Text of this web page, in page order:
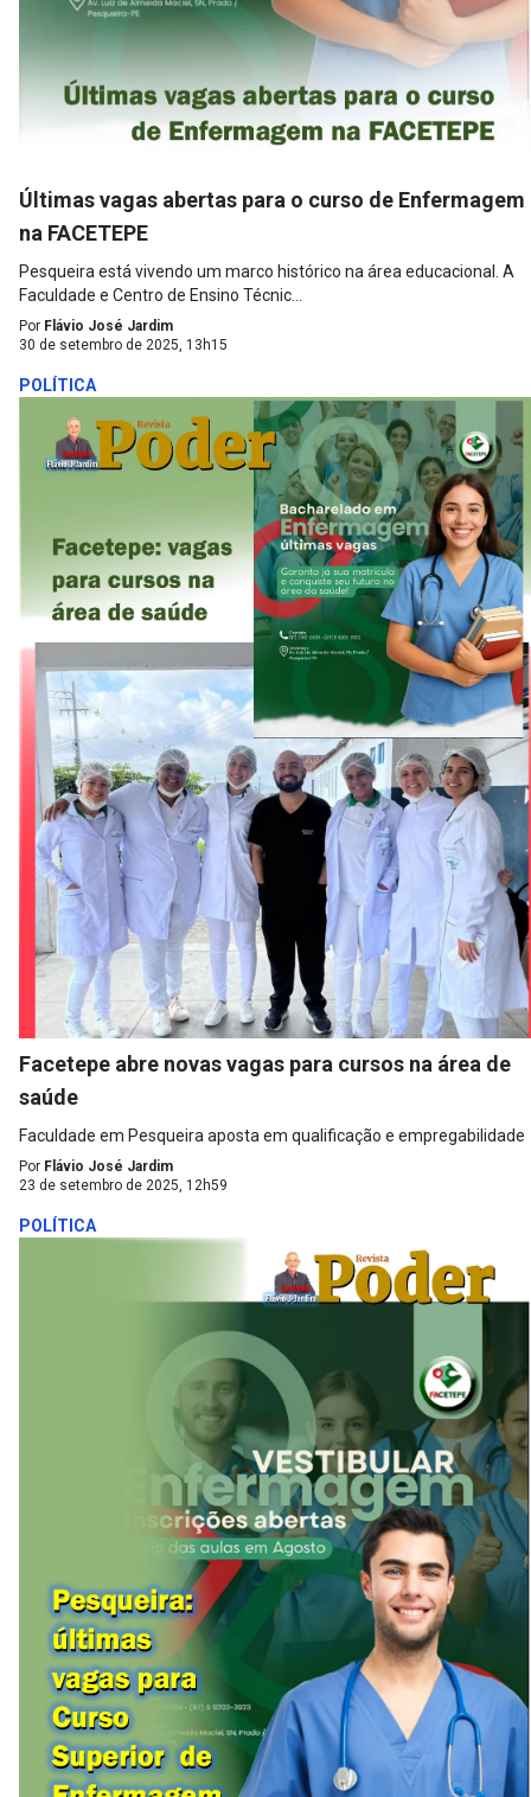
Últimas vagas abertas para o curso de Enfermagem
na FACETEPE
Pesqueira está vivendo um marco histórico na área educacional. A
Faculdade e Centro de Ensino Técnic...
Por Flávio José Jardim
30 de setembro de 2025, 13h15
POLÍTICA
Facetepe abre novas vagas para cursos na área de
saúde
Faculdade em Pesqueira aposta em qualificação e empregabilidade
Por Flávio José Jardim
23 de setembro de 2025, 12h59
POLÍTICA